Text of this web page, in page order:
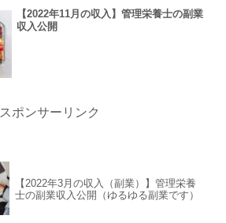
【2022年11月の収入】管理栄養士の副業
収入公開
スポンサーリンク
【2022年3月の収入（副業）】管理栄養
士の副業収入公開（ゆるゆる副業です）